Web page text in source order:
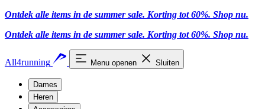
Ontdek alle items in de summer sale. Korting tot 60%. Shop nu.
Ontdek alle items in de summer sale. Korting tot 60%. Shop nu.
All4running Menu openen Sluiten
Dames
Heren